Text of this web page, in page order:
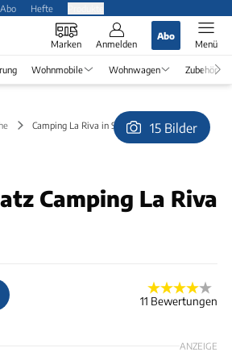
Abo Hefte
Marken Anmelden
Abo
Menü
Wohnmobile Wohnwagen Zubehör
Camping La Riva in Sorico 15 Bilder
Camping La Riva
11 Bewertungen
ANZEIGE